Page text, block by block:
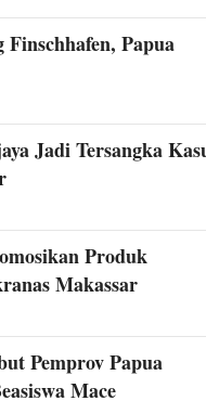
Papua
Jadi Tersangka
Produk
Makassar
Pemprov Papua
Mace